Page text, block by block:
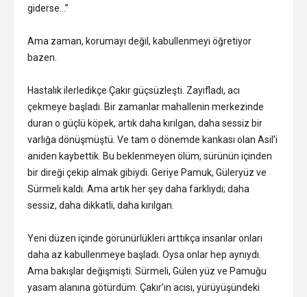
giderse…”
Ama zaman, korumayı değil, kabullenmeyi öğretiyor
bazen.
Hastalık ilerledikçe Çakır güçsüzleşti. Zayıfladı, acı
çekmeye başladı. Bir zamanlar mahallenin merkezinde
duran o güçlü köpek, artık daha kırılgan, daha sessiz bir
varlığa dönüşmüştü. Ve tam o dönemde kankası olan Asil’i
aniden kaybettik. Bu beklenmeyen ölüm, sürünün içinden
bir direği çekip almak gibiydi. Geriye Pamuk, Güleryüz ve
Sürmeli kaldı. Ama artık her şey daha farklıydı; daha
sessiz, daha dikkatli, daha kırılgan.
Yeni düzen içinde görünürlükleri arttıkça insanlar onları
daha az kabullenmeye başladı. Oysa onlar hep aynıydı.
Ama bakışlar değişmişti. Sürmeli, Gülen yüz ve Pamuğu
yasam alanına götürdüm. Çakır’ın acısı, yürüyüşündeki